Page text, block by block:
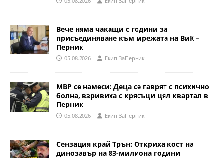
Вече няма чакащи с години за
присъединяване към мрежата на ВиК –
Перник
05.08.2026 Eкип ЗаПерник
МВР се намеси: Деца се гаврят с психично
болна, взривиха с крясъци цял квартал в
Перник
05.08.2026 Eкип ЗаПерник
Сензация край Трън: Откриха кост на
динозавър на 83-милиона години